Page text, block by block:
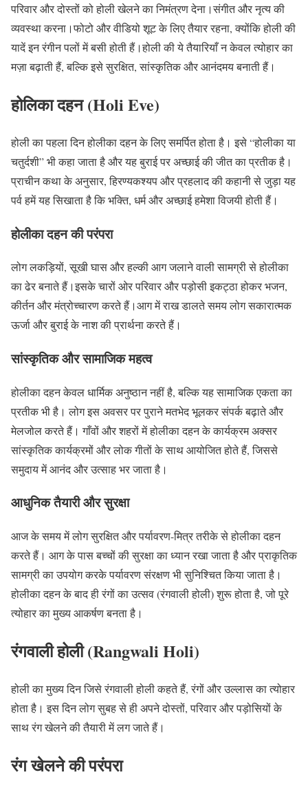
परिवार और दोस्तों को होली खेलने का निमंत्रण देना।संगीत और नृत्य की
व्यवस्था करना।फोटो और वीडियो शूट के लिए तैयार रहना, क्योंकि होली की
यादें इन रंगीन पलों में बसी होती हैं।होली की ये तैयारियाँ न केवल त्योहार का
मज़ा बढ़ाती हैं, बल्कि इसे सुरक्षित, सांस्कृतिक और आनंदमय बनाती हैं।
होलिका दहन (Holi Eve)
होली का पहला दिन होलीका दहन के लिए समर्पित होता है। इसे “होलीका या
चतुर्दशी” भी कहा जाता है और यह बुराई पर अच्छाई की जीत का प्रतीक है।
प्राचीन कथा के अनुसार, हिरण्यकश्यप और प्रहलाद की कहानी से जुड़ा यह
पर्व हमें यह सिखाता है कि भक्ति, धर्म और अच्छाई हमेशा विजयी होती हैं।
होलीका दहन की परंपरा
लोग लकड़ियों, सूखी घास और हल्की आग जलाने वाली सामग्री से होलीका
का ढेर बनाते हैं।इसके चारों ओर परिवार और पड़ोसी इकट्ठा होकर भजन,
कीर्तन और मंत्रोच्चारण करते हैं।आग में राख डालते समय लोग सकारात्मक
ऊर्जा और बुराई के नाश की प्रार्थना करते हैं।
सांस्कृतिक और सामाजिक महत्व
होलीका दहन केवल धार्मिक अनुष्ठान नहीं है, बल्कि यह सामाजिक एकता का
प्रतीक भी है। लोग इस अवसर पर पुराने मतभेद भूलकर संपर्क बढ़ाते और
मेलजोल करते हैं। गाँवों और शहरों में होलीका दहन के कार्यक्रम अक्सर
सांस्कृतिक कार्यक्रमों और लोक गीतों के साथ आयोजित होते हैं, जिससे
समुदाय में आनंद और उत्साह भर जाता है।
आधुनिक तैयारी और सुरक्षा
आज के समय में लोग सुरक्षित और पर्यावरण-मित्र तरीके से होलीका दहन
करते हैं। आग के पास बच्चों की सुरक्षा का ध्यान रखा जाता है और प्राकृतिक
सामग्री का उपयोग करके पर्यावरण संरक्षण भी सुनिश्चित किया जाता है।
होलीका दहन के बाद ही रंगों का उत्सव (रंगवाली होली) शुरू होता है, जो पूरे
त्योहार का मुख्य आकर्षण बनता है।
रंगवाली होली (Rangwali Holi)
होली का मुख्य दिन जिसे रंगवाली होली कहते हैं, रंगों और उल्लास का त्योहार
होता है। इस दिन लोग सुबह से ही अपने दोस्तों, परिवार और पड़ोसियों के
साथ रंग खेलने की तैयारी में लग जाते हैं।
रंग खेलने की परंपरा